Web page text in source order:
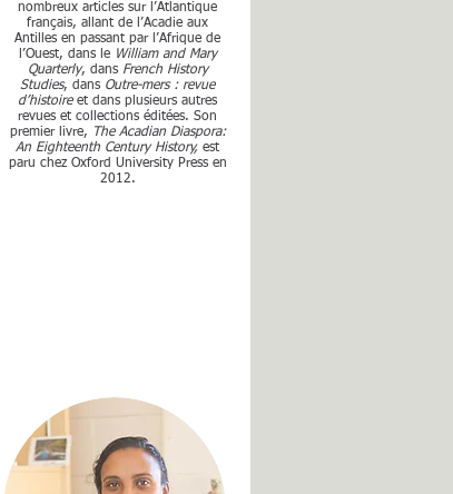
nombreux articles sur l’Atlantique
français, allant de l’Acadie aux
Antilles en passant par l’Afrique de
l’Ouest, dans le William and Mary
Quarterly, dans French History
Studies, dans Outre-mers : revue
d’histoireet dans plusieurs autres
revues et collections éditées. Son
premier livre, The Acadian Diaspora:
An Eighteenth Century History, est
paru chez Oxford University Press en
2012.